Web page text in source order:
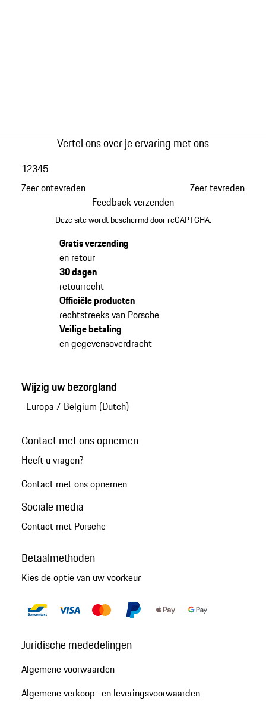
Vertel ons over je ervaring met ons
Zeer ontevreden
12345
Zeer tevreden
Feedback verzenden
Deze site wordt beschermd door reCAPTCHA.
Gratis verzending
en retour
30 dagen
retourrecht
Officiële producten
rechtstreeks van Porsche
Veilige betaling
en gegevensoverdracht
Wijzig uw bezorgland
Europa / Belgium (Dutch)
Contact met ons opnemen
Heeft u vragen?
Contact met ons opnemen
Sociale media
Contact met Porsche
Betaalmethoden
Kies de optie van uw voorkeur
Juridische mededelingen
Algemene voorwaarden
Algemene verkoop- en leveringsvoorwaarden